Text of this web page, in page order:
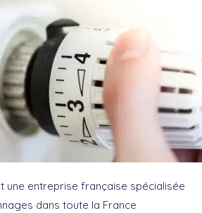
une entreprise française spécialisée
dans toute la France